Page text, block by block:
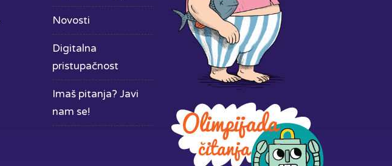
Novosti
Digitalna
pristupačnost
Imaš pitanja? Javi
nam se!